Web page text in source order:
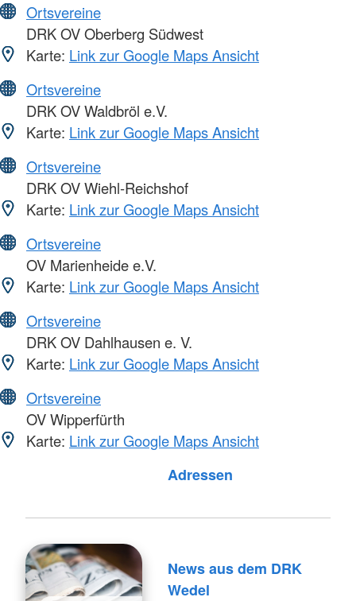
Ortsvereine
DRK OV Oberberg Südwest
Karte: Link zur Google Maps Ansicht
Ortsvereine
DRK OV Waldbröl e.V.
Karte: Link zur Google Maps Ansicht
Ortsvereine
DRK OV Wiehl-Reichshof
Karte: Link zur Google Maps Ansicht
Ortsvereine
OV Marienheide e.V.
Karte: Link zur Google Maps Ansicht
Ortsvereine
DRK OV Dahlhausen e. V.
Karte: Link zur Google Maps Ansicht
Ortsvereine
OV Wipperfürth
Karte: Link zur Google Maps Ansicht
Adressen
News aus dem DRK
Wedel